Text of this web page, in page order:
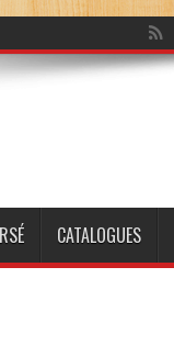
CATALOGUES